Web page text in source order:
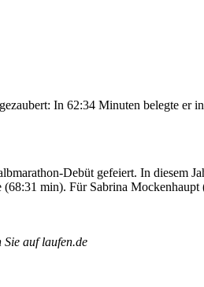
In 62:34 Minuten belegte er
Debüt gefeiert. In diesem
min). Für Sabrina
Sie auf laufen.de